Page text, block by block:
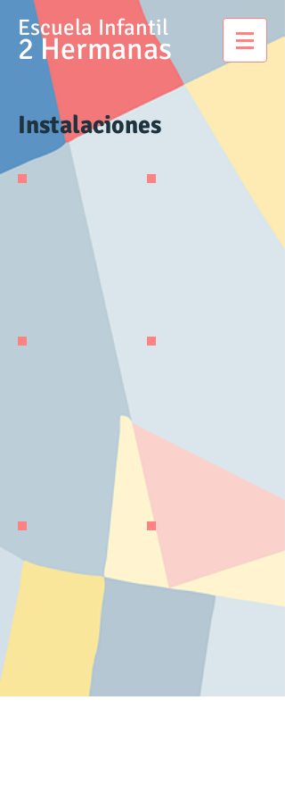
Escuela Infantil
2 Hermanas
Instalaciones